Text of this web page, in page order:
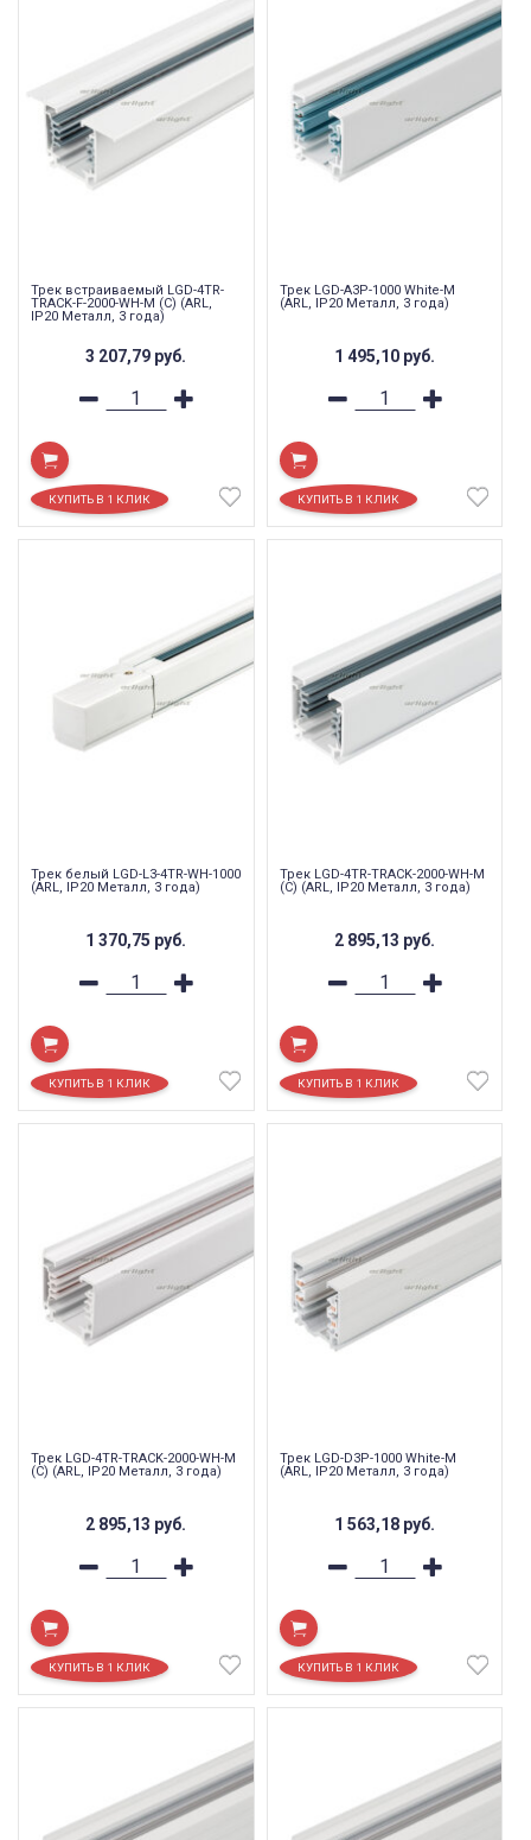
Трек встраиваемый LGD-4TR-
TRACK-F-2000-WH-M (C) (ARL,
IP20 Металл, 3 года)
3 207,79 руб.
Трек LGD-A3P-1000 White-M
(ARL, IP20 Металл, 3 года)
1 495,10 руб.
Трек белый LGD-L3-4TR-WH-1000
(ARL, IP20 Металл, 3 года)
1 370,75 руб.
Трек LGD-4TR-TRACK-2000-WH-M
(C) (ARL, IP20 Металл, 3 года)
2 895,13 руб.
Трек LGD-4TR-TRACK-2000-WH-M
(C) (ARL, IP20 Металл, 3 года)
2 895,13 руб.
Трек LGD-D3P-1000 White-M
(ARL, IP20 Металл, 3 года)
1 563,18 руб.